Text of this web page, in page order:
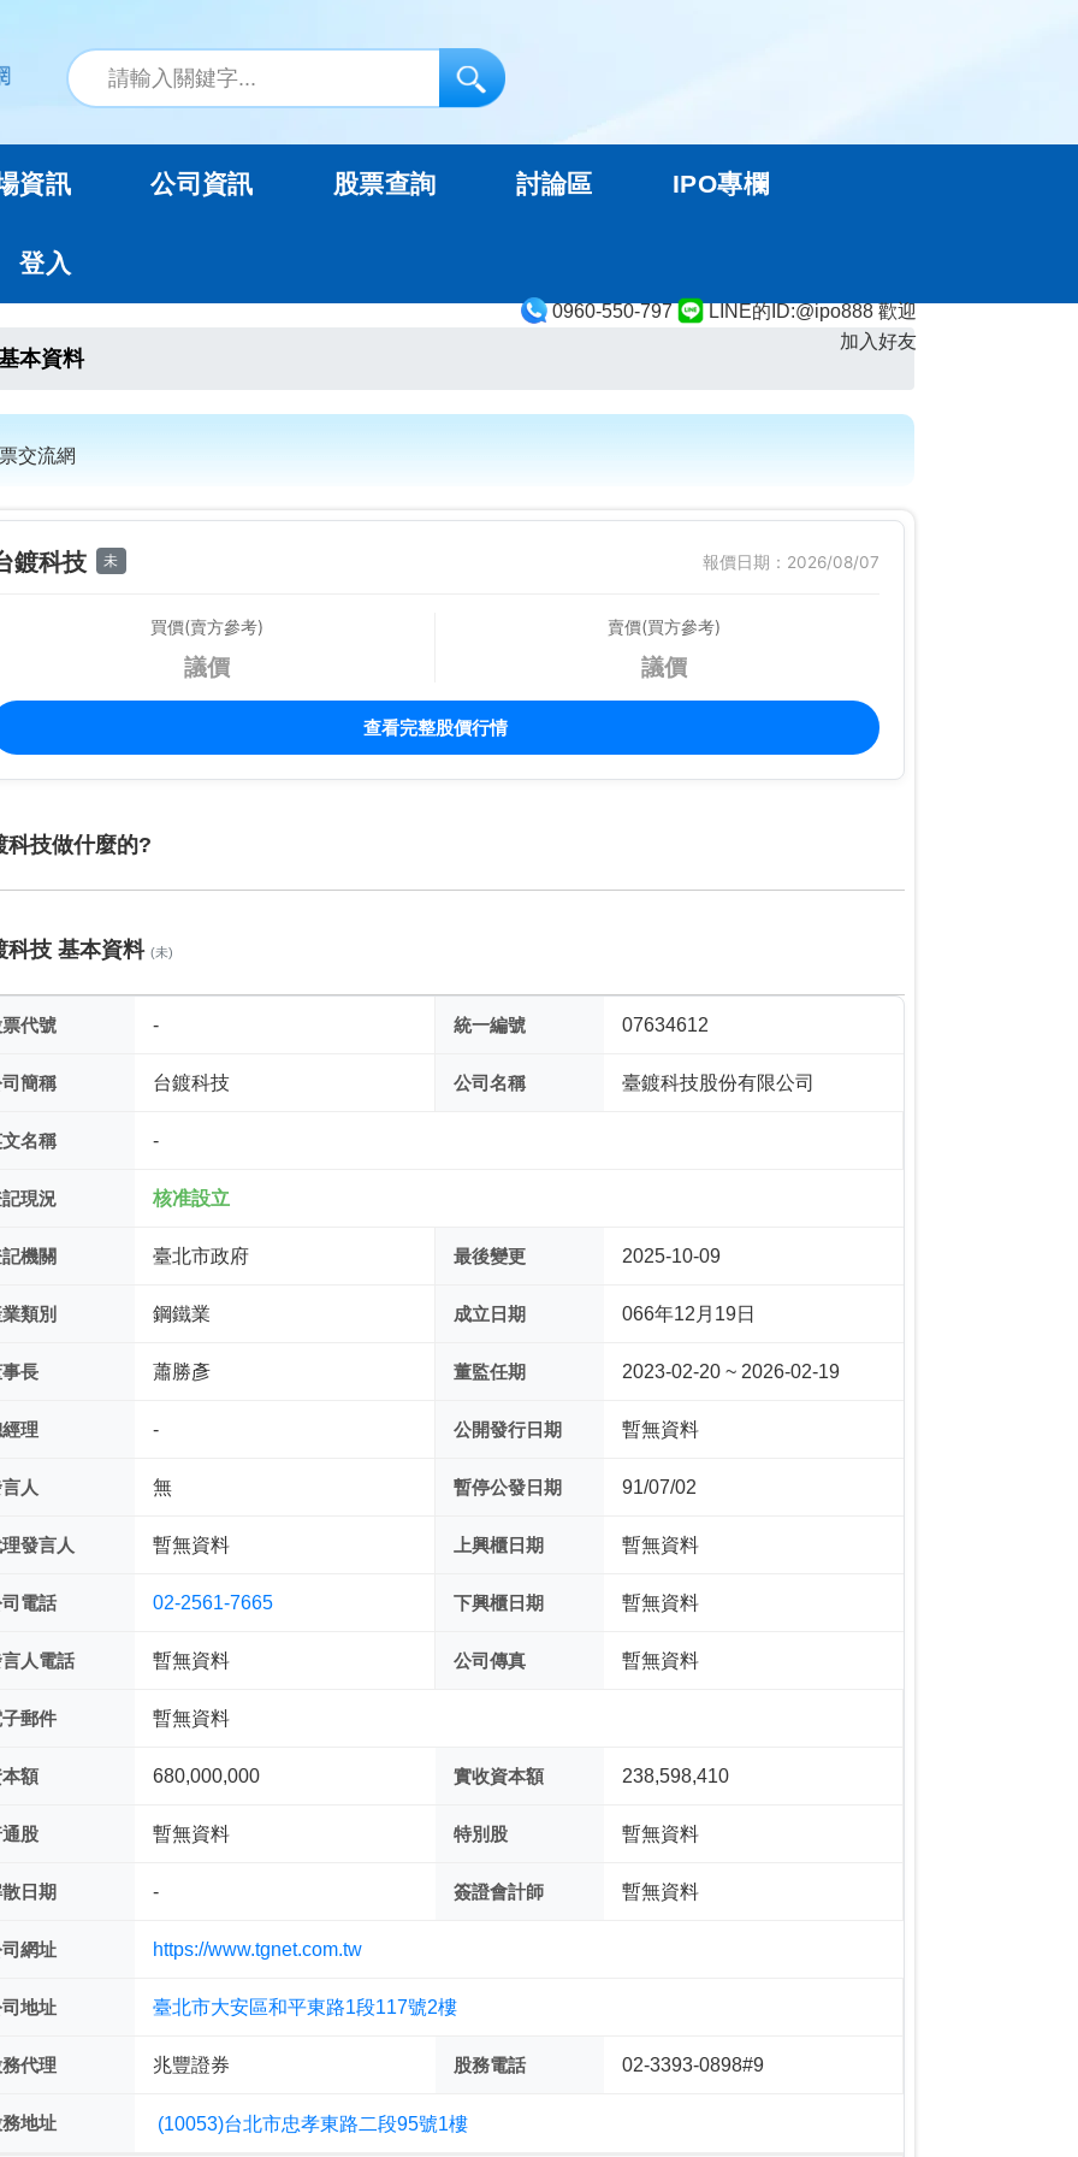
0960-550-797
LINE的ID:@ipo888 歡迎
加入好友
資訊 公司資訊 股票查詢 討論區 IPO專欄
登入
本資料
交流網
鍍科技 未 報價日期：2026/08/07
買價(賣方參考)
議價
賣價(買方參考)
議價
查看完整股價行情
科技做什麼的?
科技 基本資料(未)
代號 - 統一編號 07634612
簡稱 台鍍科技 公司名稱 臺鍍科技股份有限公司
名稱 -
現況 核准設立
機關 臺北市政府 最後變更 2025-10-09
類別 鋼鐵業 成立日期 066年12月19日
長 蕭勝彥 董監任期 2023-02-20 ~ 2026-02-19
理 - 公開發行日期 暫無資料
人 無 暫停公發日期 91/07/02
發言人 暫無資料 上興櫃日期 暫無資料
電話 02-2561-7665 下興櫃日期 暫無資料
人電話 暫無資料 公司傳真 暫無資料
郵件 暫無資料
額 680,000,000 實收資本額 238,598,410
股 暫無資料 特別股 暫無資料
日期 - 簽證會計師 暫無資料
網址 https://www.tgnet.com.tw
地址 臺北市大安區和平東路1段117號2樓
代理 兆豐證券 股務電話 02-3393-0898#9
地址 (10053)台北市忠孝東路二段95號1樓